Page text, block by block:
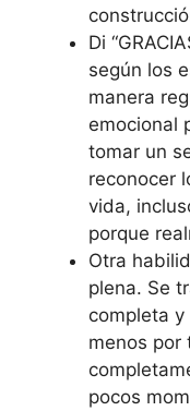
Di
según los
manera
emocional
tomar un
reconocer
vida,
porque
Otra
plena. Se
completa
menos por
pocos